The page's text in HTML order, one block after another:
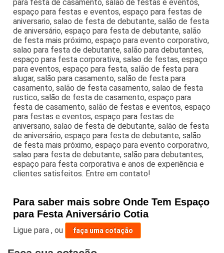
para festa de casamento, salão de festas e eventos,
espaço para festas e eventos, espaço para festas de
aniversario, salao de festa de debutante, salão de festa
de aniversário, espaço para festa de debutante, salão
de festa mais próximo, espaço para evento corporativo,
salao para festa de debutante, salão para debutantes,
espaço para festa corporativa, salao de festas, espaço
para eventos, espaço para festa, salão de festa para
alugar, salão para casamento, salão de festa para
casamento, salão de festa casamento, salao de festa
rustico, salão de festa de casamento, espaço para
festa de casamento, salão de festas e eventos, espaço
para festas e eventos, espaço para festas de
aniversario, salao de festa de debutante, salão de festa
de aniversário, espaço para festa de debutante, salão
de festa mais próximo, espaço para evento corporativo,
salao para festa de debutante, salão para debutantes,
espaço para festa corporativa e anos de experiência e
clientes satisfeitos. Entre em contato!
Para saber mais sobre Onde Tem Espaço
para Festa Aniversário Cotia
Ligue para,ou faça uma cotação